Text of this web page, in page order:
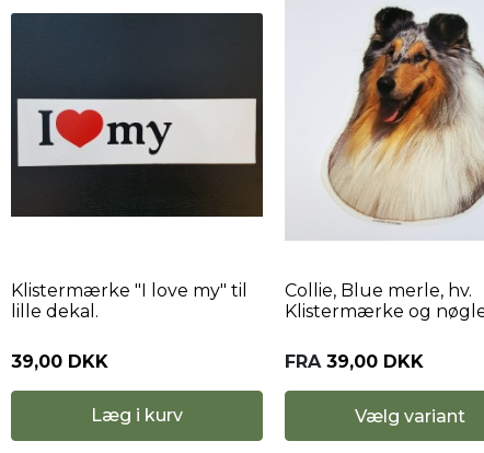
Klistermærke "I love my" til
lille dekal.
39,00 DKK
Læg i kurv
Collie, Blue merle, hv.
Klistermærke og
FRA 39,00 DKK
Vælg variant